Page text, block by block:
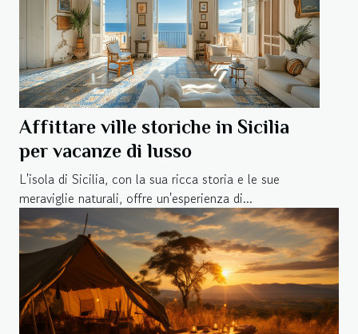
Affittare ville storiche in Sicilia
per vacanze di lusso
L'isola di Sicilia, con la sua ricca storia e le sue
meraviglie naturali, offre un'esperienza di...